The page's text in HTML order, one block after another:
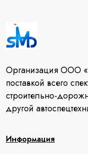
Организация ООО
поставкой всего
строительно-
другой
Информация